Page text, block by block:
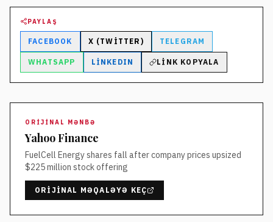
PAYLAŞ
FACEBOOK X (TWITTER) TELEGRAM
WHATSAPP LINKEDIN LINK KOPYALA
ORIJINAL MƏNBƏ
Yahoo Finance
FuelCell Energy shares fall after company prices upsized
$225 million stock offering
ORIJINAL MƏQALƏYƏ KEÇ